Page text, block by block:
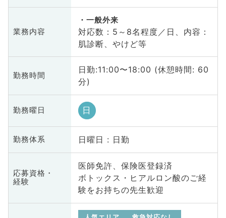
業務内容
一般外来
対応数：5～8名程度／日、内容：
肌診断、やけど等
勤務時間
日勤:11:00〜18:00 (休憩時間: 60
分)
勤務曜日 日
勤務体系 日曜日 : 日勤
応募資格・
経験
医師免許、保険医登録済
ボトックス・ヒアルロン酸のご経
験をお持ちの先生歓迎